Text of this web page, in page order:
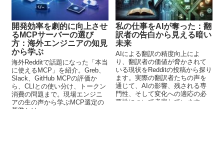
開発効率を劇的に向上させ
るMCPサーバーの選び
方：海外エンジニアの知見
から学ぶ
海外Redditで話題になった「本当
に使えるMCP」を紹介。Greb、
Slack、GitHub MCPの評価か
ら、CLIとの使い分け、トークン
消費の問題まで。現場エンジニ
アの生の声から学ぶMCP選定の
基準とは。
私の仕事をAIが奪った：翻
訳者の告白から見える暗い
未来
AIによる翻訳の精度向上によ
り、翻訳者の価値が脅かされて
いる現状をRedditの投稿から探り
ます。実際の翻訳者たちの声を
通じて、AIの影響、残される専
門性、そして変化への適応の必
要性について考察しています。